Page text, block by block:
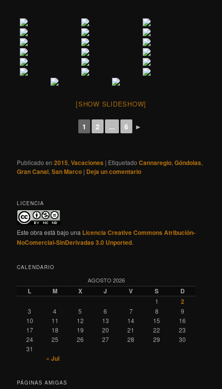
[SHOW SLIDESHOW]
1 2 ... 6 ►
Publicado en 2015,Vacaciones | Etiquetado Cannaregio,Góndolas,
Gran Canal,San Marco | Deja un comentario
LICENCIA
Este obra está bajo una Licencia Creative Commons Atribución-
NoComercial-SinDerivadas 3.0 Unported.
CALENDARIO
AGOSTO 2026
L M X J V S D
1 2
3 4 5 6 7 8
9
10
11 12 13 14 15
16
17
18 19 20 21 22
23
24
25 26 27 28 29
30
31
« Jul
PÁGINAS AMIGAS